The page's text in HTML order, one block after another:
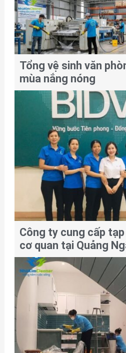
Tổng vệ sinh văn
mùa nắng nóng
Công ty cung cấp
cơ quan tại Quảng